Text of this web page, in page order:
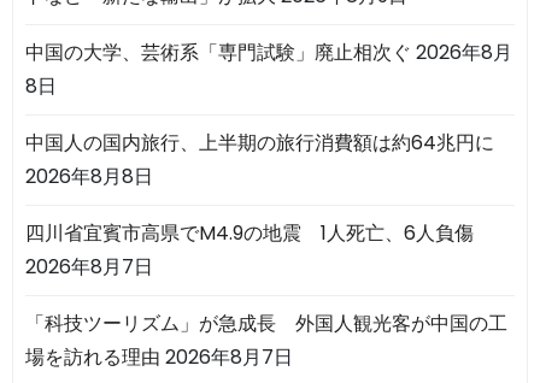
中国の大学、芸術系「専門試験」廃止相次ぐ 2026年8月
8日
中国人の国内旅行、上半期の旅行消費額は約64兆円に
2026年8月8日
四川省宜賓市高県でM4.9の地震 1人死亡、6人負傷
2026年8月7日
「科技ツーリズム」が急成長 外国人観光客が中国の工
場を訪れる理由 2026年8月7日